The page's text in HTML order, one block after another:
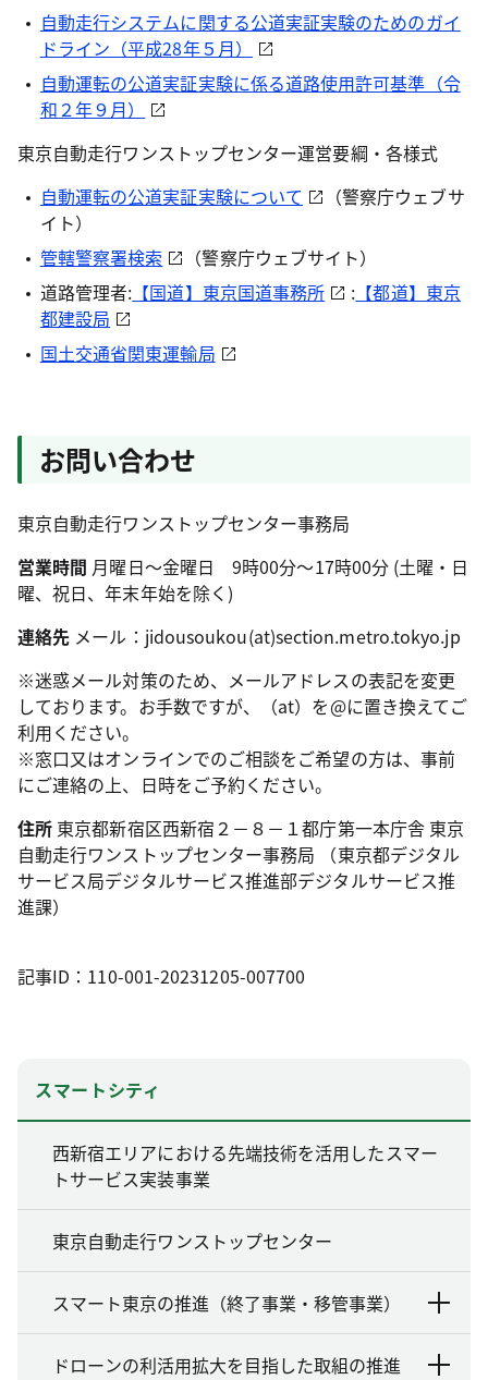
自動走行システムに関する公道実証実験のためのガイ
ドライン（平成28年５月）
自動運転の公道実証実験に係る道路使用許可基準（令
和２年９月）
東京自動走行ワンストップセンター運営要綱・各様式
自動運転の公道実証実験について
（警察庁ウェブサ
イト）
管轄警察署検索
（警察庁ウェブサイト）
道路管理者: 【国道】東京国道事務所 : 【都道】東京
都建設局
国土交通省関東運輸局
お問い合わせ
東京自動走行ワンストップセンター事務局
営業時間 月曜日～金曜日 9時00分～17時00分 (土曜・日
曜、祝日、年末年始を除く)
連絡先 メール：jidousoukou(at)section.metro.tokyo.jp
※迷惑メール対策のため、メールアドレスの表記を変更
しております。お手数ですが、（at）を@に置き換えてご
利用ください。
※窓口又はオンラインでのご相談をご希望の方は、事前
にご連絡の上、日時をご予約ください。
住所 東京都新宿区西新宿２－８－１都庁第一本庁舎 東京
自動走行ワンストップセンター事務局 （東京都デジタル
サービス局デジタルサービス推進部デジタルサービス推
進課）
記事ID：110-001-20231205-007700
スマートシティ
西新宿エリアにおける先端技術を活用したスマー
トサービス実装事業
東京自動走行ワンストップセンター
スマート東京の推進（終了事業・移管事業）
ドローンの利活用拡大を目指した取組の推進